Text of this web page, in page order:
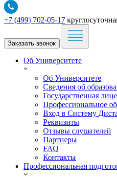
+7 (499) 702-05-17
Заказать звонок
Об Университете
Об Университете
Сведения об
Государственная
Профессиональное
Вход в Систему
Реквизиты
Отзывы слушателей
Партнеры
FAQ
Контакты
Профессиональная